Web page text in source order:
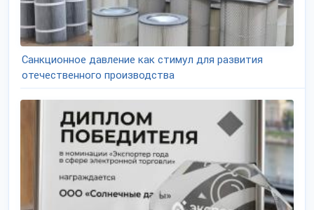
Санкционное давление как стимул для развития
отечественного производства